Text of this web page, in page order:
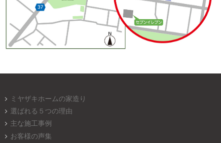
ミヤザキホームの家造り
選ばれる５つの理由
主な施工事例
お客様の声集